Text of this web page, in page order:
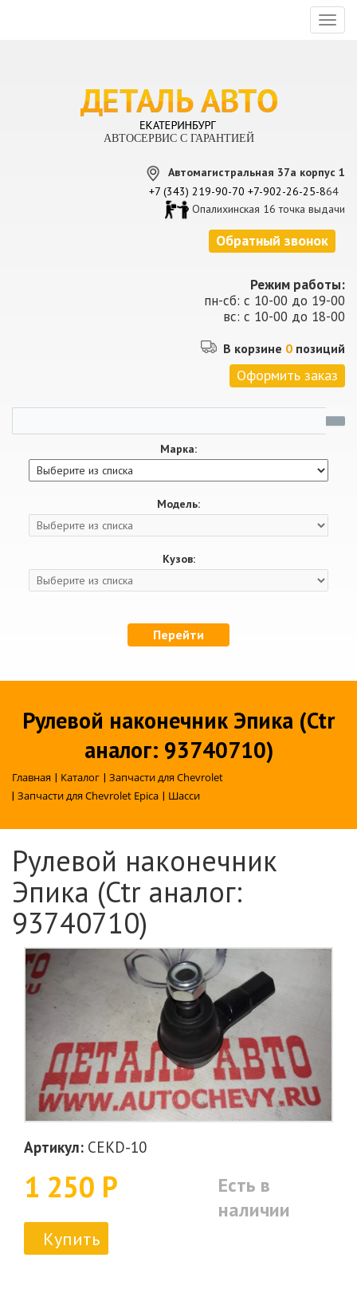
АВТОСЕРВИС С ГАРАНТИЕЙ
Автомагистральная 37а корпус 1
+7 (343) 219-90-70 +7-902-26-25-864
Опалихинская 16 точка выдачи
Обратный звонок
Режим работы:
пн-сб: с 10-00 до 19-00
вс: с 10-00 до 18-00
В корзине 0 позиций
Оформить заказ
Марка:
Модель:
Кузов:
Перейти
Рулевой наконечник Эпика (Ctr
аналог: 93740710)
Главная | Каталог | Запчасти для Chevrolet
| Запчасти для Chevrolet Epica | Шасси
Рулевой наконечник
Эпика (Ctr аналог:
93740710)
Артикул: CEKD-10
1 250 Р
Есть в
наличии
Купить